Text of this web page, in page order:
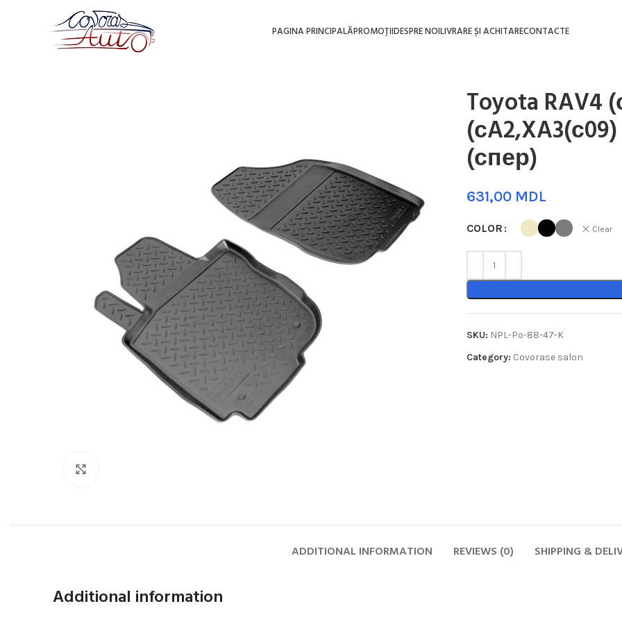
PAGINA PRINCIPALĂPROMOȚIIDESPRE NOILIVRARE ȘI ACHITARECONTACTE
Toyota RAV4
(спер)
MDL
COLOR Clear
SKU: NPL-Po-88-47-K
Category: Covorase salon
ADDITIONAL INFORMATION REVIEWS (0) SHIPPING &
Additional information